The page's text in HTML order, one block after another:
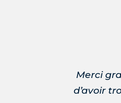
Merci
d’avoir